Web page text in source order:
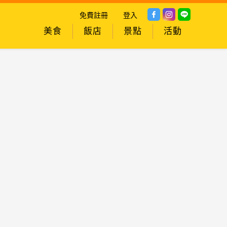
免費註冊 登入
美食 飯店 景點 活動